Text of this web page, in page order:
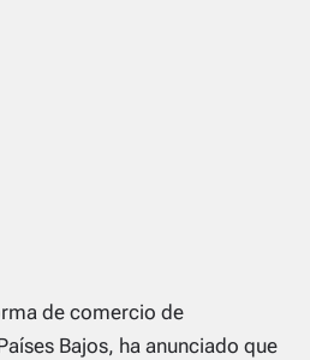
de comercio de
Bajos, ha anunciado que